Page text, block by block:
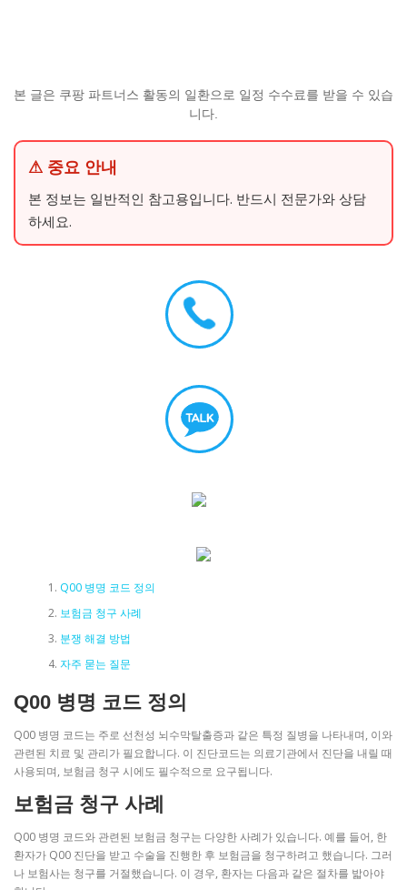
본 글은 쿠팡 파트너스 활동의 일환으로 일정 수수료를 받을 수 있습
니다.
⚠ 중요 안내
본 정보는 일반적인 참고용입니다. 반드시 전문가와 상담
하세요.
Q00 병명 코드 정의
보험금 청구 사례
분쟁 해결 방법
자주 묻는 질문
Q00 병명 코드 정의
Q00 병명 코드는 주로 선천성 뇌수막탈출증과 같은 특정 질병을 나타내며, 이와
관련된 치료 및 관리가 필요합니다. 이 진단코드는 의료기관에서 진단을 내릴 때
사용되며, 보험금 청구 시에도 필수적으로 요구됩니다.
보험금 청구 사례
Q00 병명 코드와 관련된 보험금 청구는 다양한 사례가 있습니다. 예를 들어, 한
환자가 Q00 진단을 받고 수술을 진행한 후 보험금을 청구하려고 했습니다. 그러
나 보험사는 청구를 거절했습니다. 이 경우, 환자는 다음과 같은 절차를 밟아야